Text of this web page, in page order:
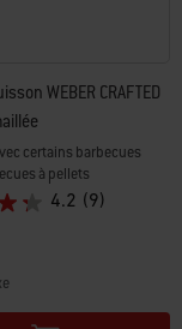
WEBER CRAFTED
certains barbecues
à pellets
4.2 (9)